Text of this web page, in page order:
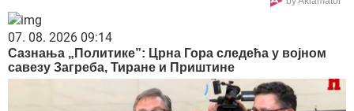
07. 08. 2026 09:14
Сазнања „Политике”: Црна Гора следећа у војном
савезу Загреба, Тиране и Приштине